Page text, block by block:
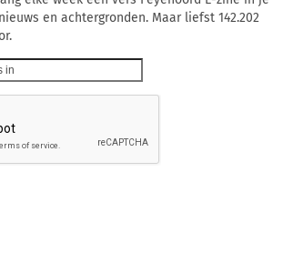
en achtergronden. Maar liefst 142.202